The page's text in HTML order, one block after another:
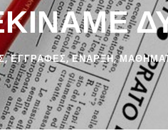
, ΕΓΓΡΑΦΕΣ, ΕΝΑΡΞΗ,